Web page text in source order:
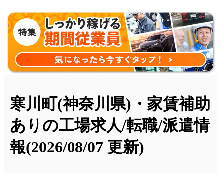
寒川町(神奈川県)・家賃補助
ありの工場求人/転職/派遣情
報(2026/08/07 更新)